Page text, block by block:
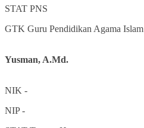
STAT PNS
GTK Guru Pendidikan Agama Islam
Yusman, A.Md.
NIK -
NIP-